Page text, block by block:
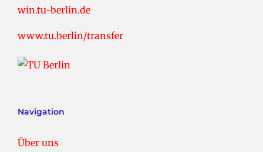
win.tu-berlin.de
www.tu.berlin/transfer
Navigation
Über uns